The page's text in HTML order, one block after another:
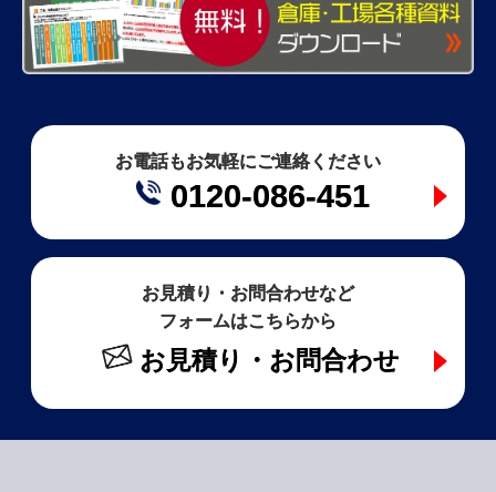
お電話もお気軽にご連絡ください
0120-086-451
お見積り・お問合わせなど
フォームはこちらから
お見積り・お問合わせ